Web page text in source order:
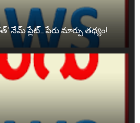
నేమ్ ప్లేట్‌.. పేరు మార్పు తథ్యం!